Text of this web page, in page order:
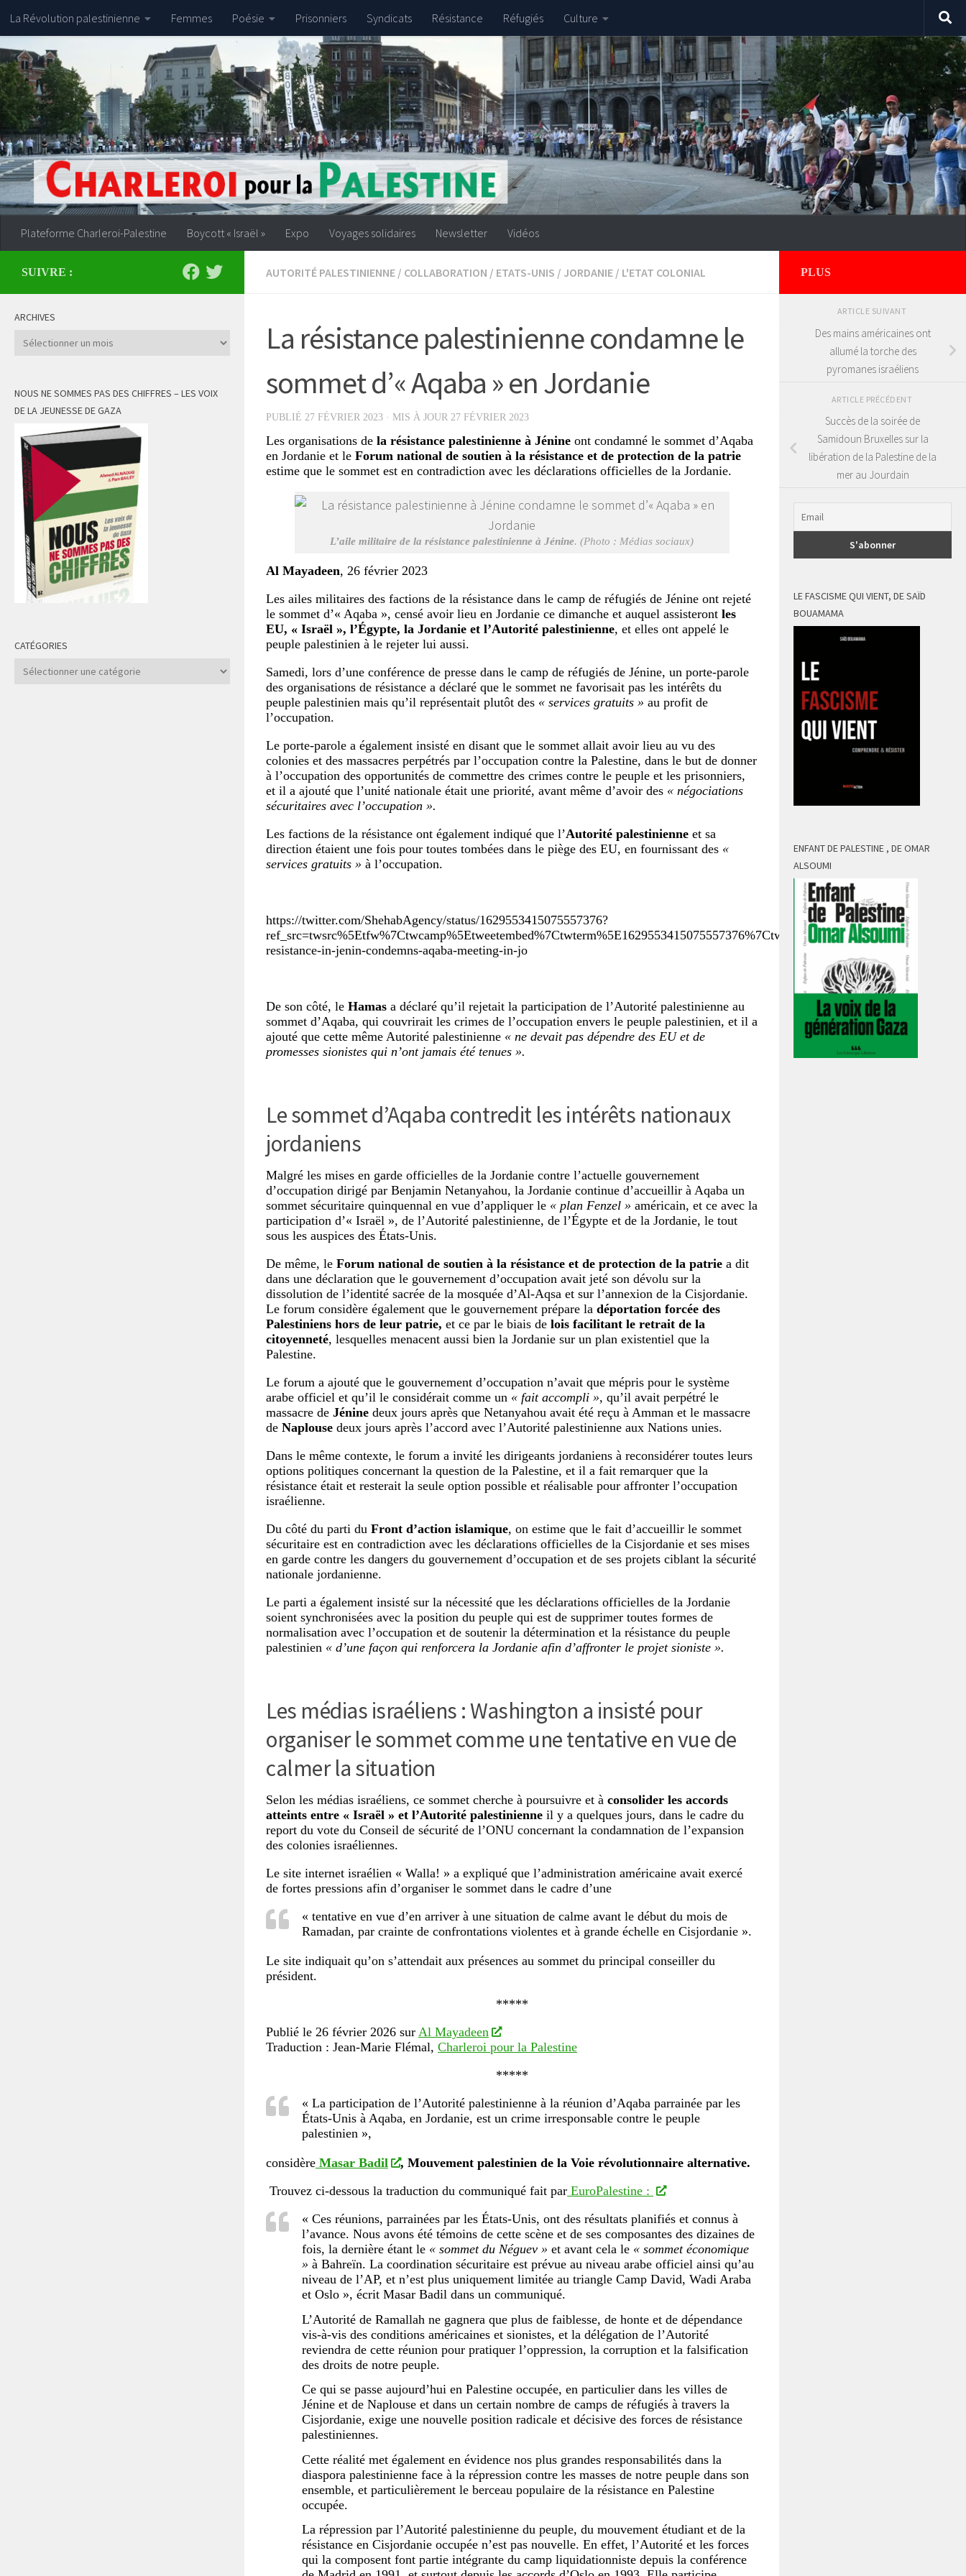
Skip to content
La Révolution palestinienne Femmes Poésie Prisonniers Syndicats Résistance Réfugiés Culture
Plateforme Charleroi-Palestine Boycott « Israël » Expo Voyages solidaires Newsletter Vidéos
AUTORITÉ PALESTINIENNE / COLLABORATION / ETATS-UNIS / JORDANIE / L'ETAT COLONIAL
La résistance palestinienne condamne le
sommet d’« Aqaba » en Jordanie
PUBLIÉ 27 FÉVRIER 2023 · MIS À JOUR 27 FÉVRIER 2023
Les organisations de la résistance palestinienne à Jénine ont condamné le sommet d’Aqaba
en Jordanie et le Forum national de soutien à la résistance et de protection de la patrie
estime que le sommet est en contradiction avec les déclarations officielles de la Jordanie.
L’aile militaire de la résistance palestinienne à Jénine. (Photo : Médias sociaux)
Al Mayadeen, 26 février 2023
Les ailes militaires des factions de la résistance dans le camp de réfugiés de Jénine ont rejeté
le sommet d’« Aqaba », censé avoir lieu en Jordanie ce dimanche et auquel assisteront les
EU, « Israël », l’Égypte, la Jordanie et l’Autorité palestinienne, et elles ont appelé le
peuple palestinien à le rejeter lui aussi.
Samedi, lors d’une conférence de presse dans le camp de réfugiés de Jénine, un porte-parole
des organisations de résistance a déclaré que le sommet ne favorisait pas les intérêts du
peuple palestinien mais qu’il représentait plutôt des « services gratuits » au profit de
l’occupation.
Le porte-parole a également insisté en disant que le sommet allait avoir lieu au vu des
colonies et des massacres perpétrés par l’occupation contre la Palestine, dans le but de donner
à l’occupation des opportunités de commettre des crimes contre le peuple et les prisonniers,
et il a ajouté que l’unité nationale était une priorité, avant même d’avoir des « négociations
sécuritaires avec l’occupation ».
Les factions de la résistance ont également indiqué que l’Autorité palestinienne et sa
direction étaient une fois pour toutes tombées dans le piège des EU, en fournissant des «
services gratuits » à l’occupation.
https://twitter.com/ShehabAgency/status/1629553415075557376?
resistance-in-jenin-condemns-aqaba-meeting-in-jo
De son côté, le Hamas a déclaré qu’il rejetait la participation de l’Autorité palestinienne au
sommet d’Aqaba, qui couvrirait les crimes de l’occupation envers le peuple palestinien, et il a
ajouté que cette même Autorité palestinienne « ne devait pas dépendre des EU et de
promesses sionistes qui n’ont jamais été tenues ».
Le sommet d’Aqaba contredit les intérêts nationaux
jordaniens
Malgré les mises en garde officielles de la Jordanie contre l’actuelle gouvernement
d’occupation dirigé par Benjamin Netanyahou, la Jordanie continue d’accueillir à Aqaba un
sommet sécuritaire quinquennal en vue d’appliquer le « plan Fenzel » américain, et ce avec la
participation d’« Israël », de l’Autorité palestinienne, de l’Égypte et de la Jordanie, le tout
sous les auspices des États-Unis.
De même, le Forum national de soutien à la résistance et de protection de la patrie a dit
dans une déclaration que le gouvernement d’occupation avait jeté son dévolu sur la
dissolution de l’identité sacrée de la mosquée d’Al-Aqsa et sur l’annexion de la Cisjordanie.
Le forum considère également que le gouvernement prépare la déportation forcée des
Palestiniens hors de leur patrie, et ce par le biais de lois facilitant le retrait de la
citoyenneté, lesquelles menacent aussi bien la Jordanie sur un plan existentiel que la
Palestine.
Le forum a ajouté que le gouvernement d’occupation n’avait que mépris pour le système
arabe officiel et qu’il le considérait comme un « fait accompli », qu’il avait perpétré le
massacre de Jénine deux jours après que Netanyahou avait été reçu à Amman et le massacre
de Naplouse deux jours après l’accord avec l’Autorité palestinienne aux Nations unies.
Dans le même contexte, le forum a invité les dirigeants jordaniens à reconsidérer toutes leurs
options politiques concernant la question de la Palestine, et il a fait remarquer que la
résistance était et resterait la seule option possible et réalisable pour affronter l’occupation
israélienne.
Du côté du parti du Front d’action islamique, on estime que le fait d’accueillir le sommet
sécuritaire est en contradiction avec les déclarations officielles de la Cisjordanie et ses mises
en garde contre les dangers du gouvernement d’occupation et de ses projets ciblant la sécurité
nationale jordanienne.
Le parti a également insisté sur la nécessité que les déclarations officielles de la Jordanie
soient synchronisées avec la position du peuple qui est de supprimer toutes formes de
normalisation avec l’occupation et de soutenir la détermination et la résistance du peuple
palestinien « d’une façon qui renforcera la Jordanie afin d’affronter le projet sioniste ».
Les médias israéliens : Washington a insisté pour
organiser le sommet comme une tentative en vue de
calmer la situation
Selon les médias israéliens, ce sommet cherche à poursuivre et à consolider les accords
atteints entre « Israël » et l’Autorité palestinienne il y a quelques jours, dans le cadre du
report du vote du Conseil de sécurité de l’ONU concernant la condamnation de l’expansion
des colonies israéliennes.
Le site internet israélien « Walla! » a expliqué que l’administration américaine avait exercé
de fortes pressions afin d’organiser le sommet dans le cadre d’une
« tentative en vue d’en arriver à une situation de calme avant le début du mois de
Ramadan, par crainte de confrontations violentes et à grande échelle en Cisjordanie ».
Le site indiquait qu’on s’attendait aux présences au sommet du principal conseiller du
président.
*****
Publié le 26 février 2026 sur Al Mayadeen
Traduction : Jean-Marie Flémal, Charleroi pour la Palestine
*****
« La participation de l’Autorité palestinienne à la réunion d’Aqaba parrainée par les
États-Unis à Aqaba, en Jordanie, est un crime irresponsable contre le peuple
palestinien »,
considère Masar Badil
, Mouvement palestinien de la Voie révolutionnaire alternative.
Trouvez ci-dessous la traduction du communiqué fait par EuroPalestine :
« Ces réunions, parrainées par les États-Unis, ont des résultats planifiés et connus à
l’avance. Nous avons été témoins de cette scène et de ses composantes des dizaines de
fois, la dernière étant le « sommet du Néguev » et avant cela le « sommet économique
» à Bahreïn. La coordination sécuritaire est prévue au niveau arabe officiel ainsi qu’au
niveau de l’AP, et n’est plus uniquement limitée au triangle Camp David, Wadi Araba
et Oslo », écrit Masar Badil dans un communiqué.
L’Autorité de Ramallah ne gagnera que plus de faiblesse, de honte et de dépendance
vis-à-vis des conditions américaines et sionistes, et la délégation de l’Autorité
reviendra de cette réunion pour pratiquer l’oppression, la corruption et la falsification
des droits de notre peuple.
Ce qui se passe aujourd’hui en Palestine occupée, en particulier dans les villes de
Jénine et de Naplouse et dans un certain nombre de camps de réfugiés à travers la
Cisjordanie, exige une nouvelle position radicale et décisive des forces de résistance
palestiniennes.
Cette réalité met également en évidence nos plus grandes responsabilités dans la
diaspora palestinienne face à la répression contre les masses de notre peuple dans son
ensemble, et particulièrement le berceau populaire de la résistance en Palestine
occupée.
La répression par l’Autorité palestinienne du peuple, du mouvement étudiant et de la
résistance en Cisjordanie occupée n’est pas nouvelle. En effet, l’Autorité et les forces
qui la composent font partie intégrante du camp liquidationniste depuis la conférence
SUIVRE :
ARCHIVES
Archives
NOUS NE SOMMES PAS DES CHIFFRES – LES VOIX
DE LA JEUNESSE DE GAZA
CATÉGORIES
Catégories
PLUS
ARTICLE SUIVANT
Des mains américaines ont
allumé la torche des
pyromanes israéliens
ARTICLE PRÉCÉDENT
Succès de la soirée de
Samidoun Bruxelles sur la
libération de la Palestine de la
mer au Jourdain
LE FASCISME QUI VIENT, DE SAÏD
BOUAMAMA
ENFANT DE PALESTINE , DE OMAR
ALSOUMI